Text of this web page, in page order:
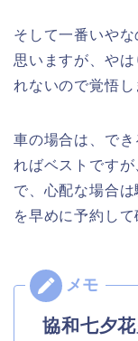
そして一番いや
思いますが、や
れないので覚悟し
車の場合は、で
ればベストです
で、心配な場合
を早めに予約し
協和七夕